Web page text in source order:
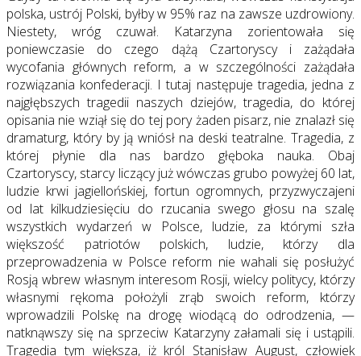
polska, ustrój Polski, byłby w 95% raz na zawsze uzdrowiony.
Niestety, wróg czuwał. Katarzyna zorientowała się
poniewczasie do czego dążą Czartoryscy i zażądała
wycofania głównych reform, a w szczególności zażądała
rozwiązania konfederacji. I tutaj następuje tragedia, jedna z
najgłębszych tragedii naszych dziejów, tragedia, do której
opisania nie wziął się do tej pory żaden pisarz, nie znalazł się
dramaturg, który by ją wniósł na deski teatralne. Tragedia, z
której płynie dla nas bardzo głęboka nauka. Obaj
Czartoryscy, starcy liczący już wówczas grubo powyżej 60 lat,
ludzie krwi jagiellońskiej, fortun ogromnych, przyzwyczajeni
od lat kilkudziesięciu do rzucania swego głosu na szalę
wszystkich wydarzeń w Polsce, ludzie, za którymi szła
większość patriotów polskich, ludzie, którzy dla
przeprowadzenia w Polsce reform nie wahali się posłużyć
Rosją wbrew własnym interesom Rosji, wielcy politycy, którzy
własnymi rękoma położyli zrąb swoich reform, którzy
wprowadzili Polskę na drogę wiodącą do odrodzenia, —
natknąwszy się na sprzeciw Katarzyny załamali się i ustąpili.
Tragedia tym większa, iż król Stanisław August, człowiek